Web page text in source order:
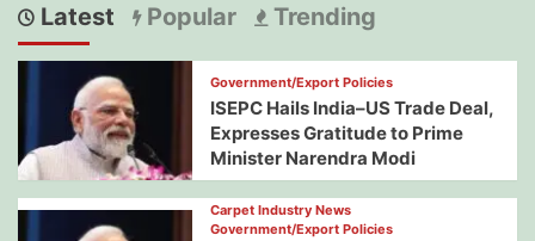
Latest Popular Trending
Government/Export Policies
ISEPC Hails India–US Trade Deal,
Expresses Gratitude to Prime
Minister Narendra Modi
Carpet Industry News
Government/Export Policies